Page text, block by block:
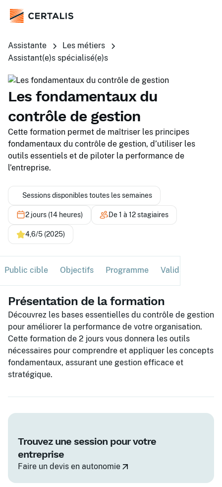
Assistante
Les métiers
Assistant(e)s spécialisé(e)s
Les fondamentaux du
contrôle de gestion
Cette formation permet de maîtriser les principes
fondamentaux du contrôle de gestion, d’utiliser les
outils essentiels et de piloter la performance de
l’entreprise.
Sessions disponibles toutes les semaines
2 jours (14 heures) De 1 à 12 stagiaires
4,6/5 (2025)
Public cible Objectifs Programme Validation
Présentation de la formation
Découvrez les bases essentielles du contrôle de gestion
pour améliorer la performance de votre organisation.
Cette formation de 2 jours vous donnera les outils
nécessaires pour comprendre et appliquer les concepts
fondamentaux, assurant une gestion efficace et
stratégique.
Trouvez une session pour votre
entreprise
Faire un devis en autonomie